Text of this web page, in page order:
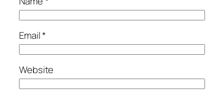
Email*
Website